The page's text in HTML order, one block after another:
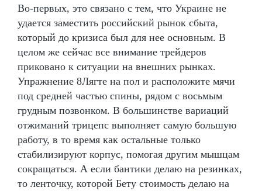
Во-первых, это связано с тем, что Украине не
удается заместить российский рынок сбыта,
который до кризиса был для нее основным. В
целом же сейчас все внимание трейдеров
приковано к ситуации на внешних рынках.
Упражнение 8Лягте на пол и расположите мячи
под средней частью спины, рядом с восьмым
грудным позвонком. В большинстве вариаций
отжиманий трицепс выполняет самую большую
работу, в то время как остальные только
стабилизируют корпус, помогая другим мышцам
сокращаться. А если бантики делаю на резинках,
то ленточку, которой Бету стоимость делаю на